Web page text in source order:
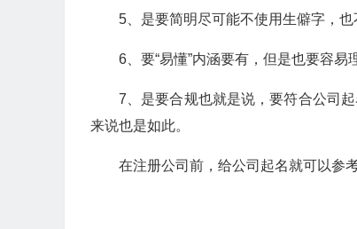
5、是要简明尽可能不使用生僻字，
6、要“易懂”内涵要有，但是也要容易
7、是要合规也就是说，要符合公司
来说也是如此。
在注册公司前，给公司起名就可以参